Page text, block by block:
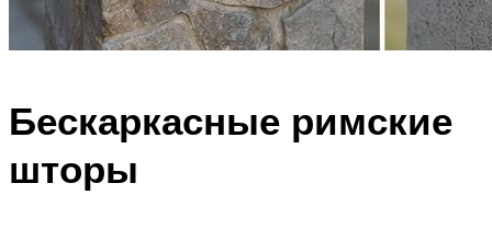
Бескаркасные римские
шторы